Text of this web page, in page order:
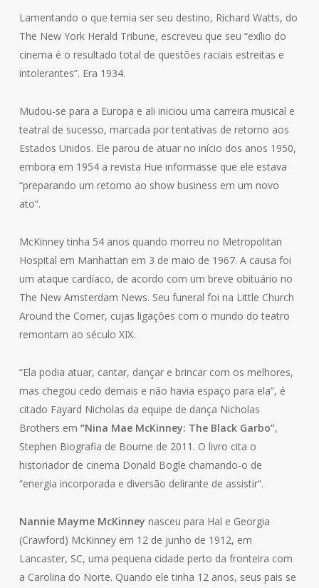
Lamentando o que temia ser seu destino, Richard Watts, do
The New York Herald Tribune, escreveu que seu “exílio do
cinema é o resultado total de questões raciais estreitas e
intolerantes”. Era 1934.
Mudou-se para a Europa e ali iniciou uma carreira musical e
teatral de sucesso, marcada por tentativas de retorno aos
Estados Unidos. Ele parou de atuar no início dos anos 1950,
embora em 1954 a revista Hue informasse que ele estava
“preparando um retorno ao show business em um novo
ato”.
McKinney tinha 54 anos quando morreu no Metropolitan
Hospital em Manhattan em 3 de maio de 1967. A causa foi
um ataque cardíaco, de acordo com um breve obituário no
The New Amsterdam News. Seu funeral foi na Little Church
Around the Corner, cujas ligações com o mundo do teatro
remontam ao século XIX.
“Ela podia atuar, cantar, dançar e brincar com os melhores,
mas chegou cedo demais e não havia espaço para ela”, é
citado Fayard Nicholas da equipe de dança Nicholas
Brothers em “Nina Mae McKinney: The Black Garbo”,
Stephen Biografia de Bourne de 2011. O livro cita o
historiador de cinema Donald Bogle chamando-o de
“energia incorporada e diversão delirante de assistir”.
Nannie Mayme McKinney nasceu para Hal e Georgia
(Crawford) McKinney em 12 de junho de 1912, em
Lancaster, SC, uma pequena cidade perto da fronteira com
a Carolina do Norte. Quando ele tinha 12 anos, seus pais se